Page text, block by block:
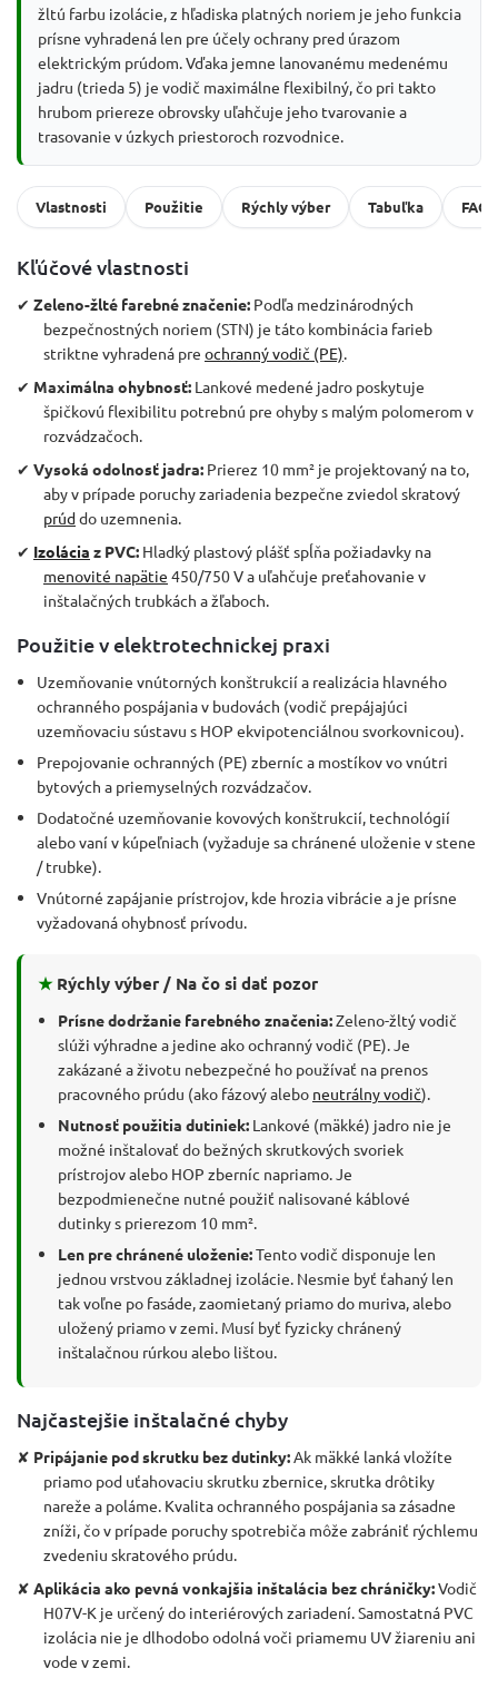
žltú farbu izolácie, z hľadiska platných noriem je jeho funkcia
prísne vyhradená len pre účely ochrany pred úrazom
elektrickým prúdom. Vďaka jemne lanovanému medenému
jadru (trieda 5) je vodič maximálne flexibilný, čo pri takto
hrubom priereze obrovsky uľahčuje jeho tvarovanie a
trasovanie v úzkych priestoroch rozvodnice.
Vlastnosti Použitie Rýchly výber Tabuľka FAQ
Kľúčové vlastnosti
✔ Zeleno-žlté farebné značenie: Podľa medzinárodných
bezpečnostných noriem (STN) je táto kombinácia farieb
striktne vyhradená pre ochranný vodič (PE)
✔ Maximálna ohybnosť: Lankové medené jadro poskytuje
špičkovú flexibilitu potrebnú pre ohyby s malým polomerom v
rozvádzačoch.
✔ Vysoká odolnosť jadra: Prierez 10 mm² je projektovaný na to,
aby v prípade poruchy zariadenia bezpečne zviedol skratový
prúddo uzemnenia.
✔ Izolácia z PVC: Hladký plastový plášť spĺňa požiadavky na
menovité napätie 450/750 V a uľahčuje preťahovanie v
inštalačných trubkách a žľaboch.
Použitie v elektrotechnickej praxi
Uzemňovanie vnútorných konštrukcií a realizácia hlavného
ochranného pospájania v budovách (vodič prepájajúci
uzemňovaciu sústavu s HOP ekvipotenciálnou svorkovnicou).
Prepojovanie ochranných (PE) zberníc a mostíkov vo vnútri
bytových a priemyselných rozvádzačov.
Dodatočné uzemňovanie kovových konštrukcií, technológií
alebo vaní v kúpeľniach (vyžaduje sa chránené uloženie v stene
/ trubke).
Vnútorné zapájanie prístrojov, kde hrozia vibrácie a je prísne
vyžadovaná ohybnosť prívodu.
★Rýchly výber / Na čo si dať pozor
Prísne dodržanie farebného značenia:Zeleno-žltý vodič
slúži výhradne a jedine ako ochranný vodič (PE). Je
zakázané a životu nebezpečné ho používať na prenos
pracovného prúdu (ako fázový alebo neutrálny vodič).
Nutnosť použitia dutiniek: Lankové (mäkké) jadro nie je
možné inštalovať do bežných skrutkových svoriek
prístrojov alebo HOP zberníc napriamo. Je
bezpodmienečne nutné použiť nalisované káblové
dutinky s prierezom 10 mm².
Len pre chránené uloženie:Tento vodič disponuje len
jednou vrstvou základnej izolácie. Nesmie byť ťahaný len
tak voľne po fasáde, zaomietaný priamo do muriva, alebo
uložený priamo v zemi. Musí byť fyzicky chránený
inštalačnou rúrkou alebo lištou.
Najčastejšie inštalačné chyby
✘ Pripájanie pod skrutku bez dutinky: Ak mäkké lanká vložíte
priamo pod uťahovaciu skrutku zbernice, skrutka drôtiky
nareže a poláme. Kvalita ochranného pospájania sa zásadne
zníži, čo v prípade poruchy spotrebiča môže zabrániť rýchlemu
zvedeniu skratového prúdu.
✘ Aplikácia ako pevná vonkajšia inštalácia bez chráničky:Vodič
H07V-K je určený do interiérových zariadení. Samostatná PVC
izolácia nie je dlhodobo odolná voči priamemu UV žiareniu ani
vode v zemi.